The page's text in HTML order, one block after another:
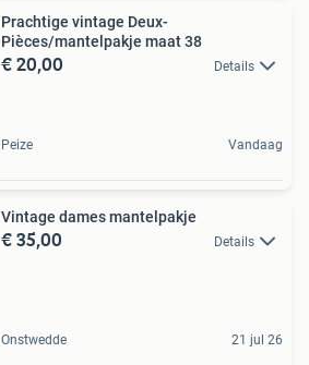
Prachtige vintage Deux-
Pièces/mantelpakje maat 38
€ 20,00 Details
Peize Vandaag
Vintage dames mantelpakje
€ 35,00 Details
Onstwedde 21 jul 26